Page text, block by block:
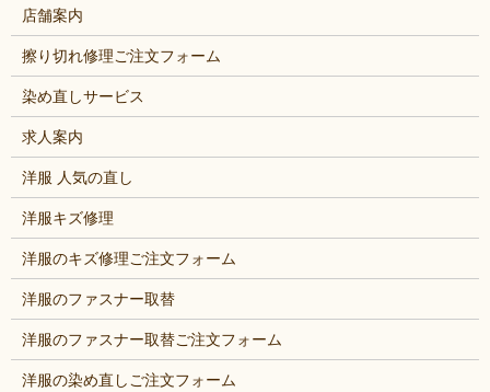
店舗案内
擦り切れ修理ご注文フォーム
染め直しサービス
求人案内
洋服 人気の直し
洋服キズ修理
洋服のキズ修理ご注文フォーム
洋服のファスナー取替
洋服のファスナー取替ご注文フォーム
洋服の染め直しご注文フォーム